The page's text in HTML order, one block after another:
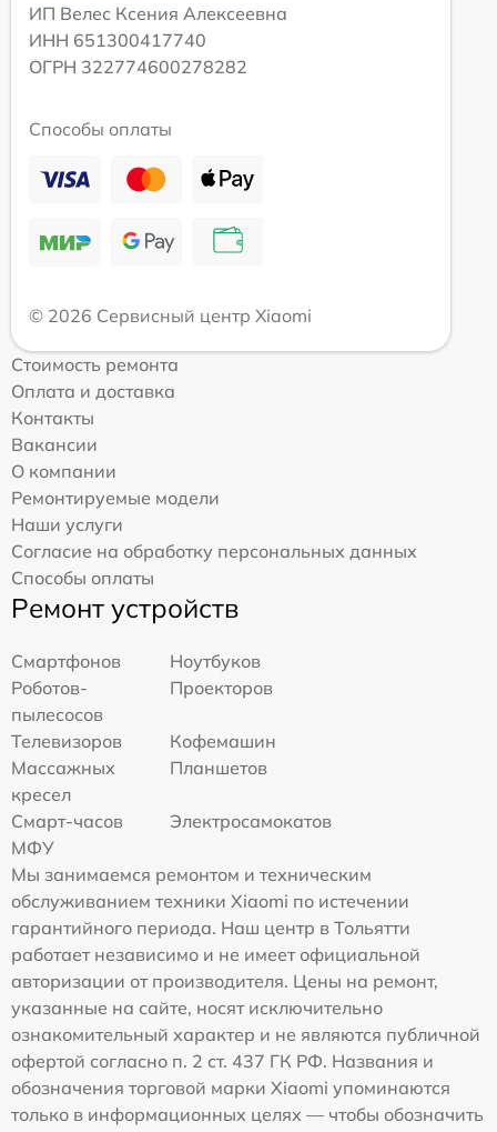
ИП Велес Ксения Алексеевна
ИНН 651300417740
ОГРН 322774600278282
Способы оплаты
© 2026 Сервисный центр Xiaomi
Стоимость ремонта
Оплата и доставка
Контакты
Вакансии
О компании
Ремонтируемые модели
Наши услуги
Согласие на обработку персональных данных
Способы оплаты
Ремонт устройств
Смартфонов
Ноутбуков
Роботов-
пылесосов
Проекторов
Телевизоров
Кофемашин
Массажных
кресел
Планшетов
Смарт-часов
Электросамокатов
МФУ
Мы занимаемся ремонтом и техническим
обслуживанием техники Xiaomi по истечении
гарантийного периода. Наш центр в Тольятти
работает независимо и не имеет официальной
авторизации от производителя. Цены на ремонт,
указанные на сайте, носят исключительно
ознакомительный характер и не являются публичной
офертой согласно п. 2 ст. 437 ГК РФ. Названия и
обозначения торговой марки Xiaomi упоминаются
только в информационных целях — чтобы обозначить